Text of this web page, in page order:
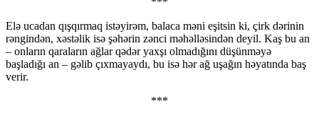
Elə ucadan qışqırmaq istəyirəm, balaca məni eşitsin ki, çirk dərinin
rəngindən, xəstəlik isə şəhərin zənci məhəlləsindən deyil. Kaş bu an
– onların qaraların ağlar qədər yaxşı olmadığını düşünməyə
başladığı an – gəlib çıxmayaydı, bu isə hər ağ uşağın həyatında baş
verir.
***